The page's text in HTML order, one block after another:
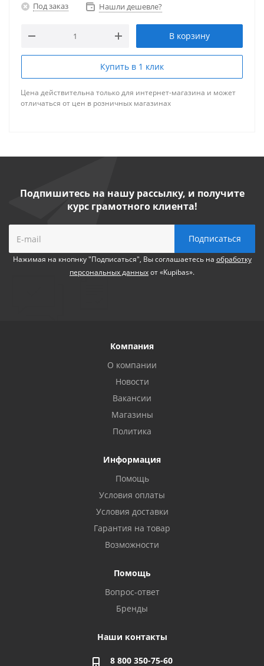
Под заказ Нашли дешевле?
В корзину
Купить в 1 клик
Цена действительна только для интернет-магазина и может
отличаться от цен в розничных магазинах
Подпишитесь на нашу рассылку, и получите
курс грамотного клиента!
Нажимая на кнопнку "Подписаться", Вы соглашаетесь на обработку
персональных данныхот «Kupibas».
Компания
О компании
Новости
Вакансии
Магазины
Политика
Информация
Помощь
Условия оплаты
Условия доставки
Гарантия на товар
Возможности
Помощь
Вопрос-ответ
Бренды
Наши контакты
8 800 350-75-60